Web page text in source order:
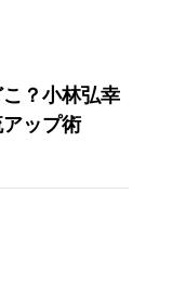
？小林弘幸
ップ術